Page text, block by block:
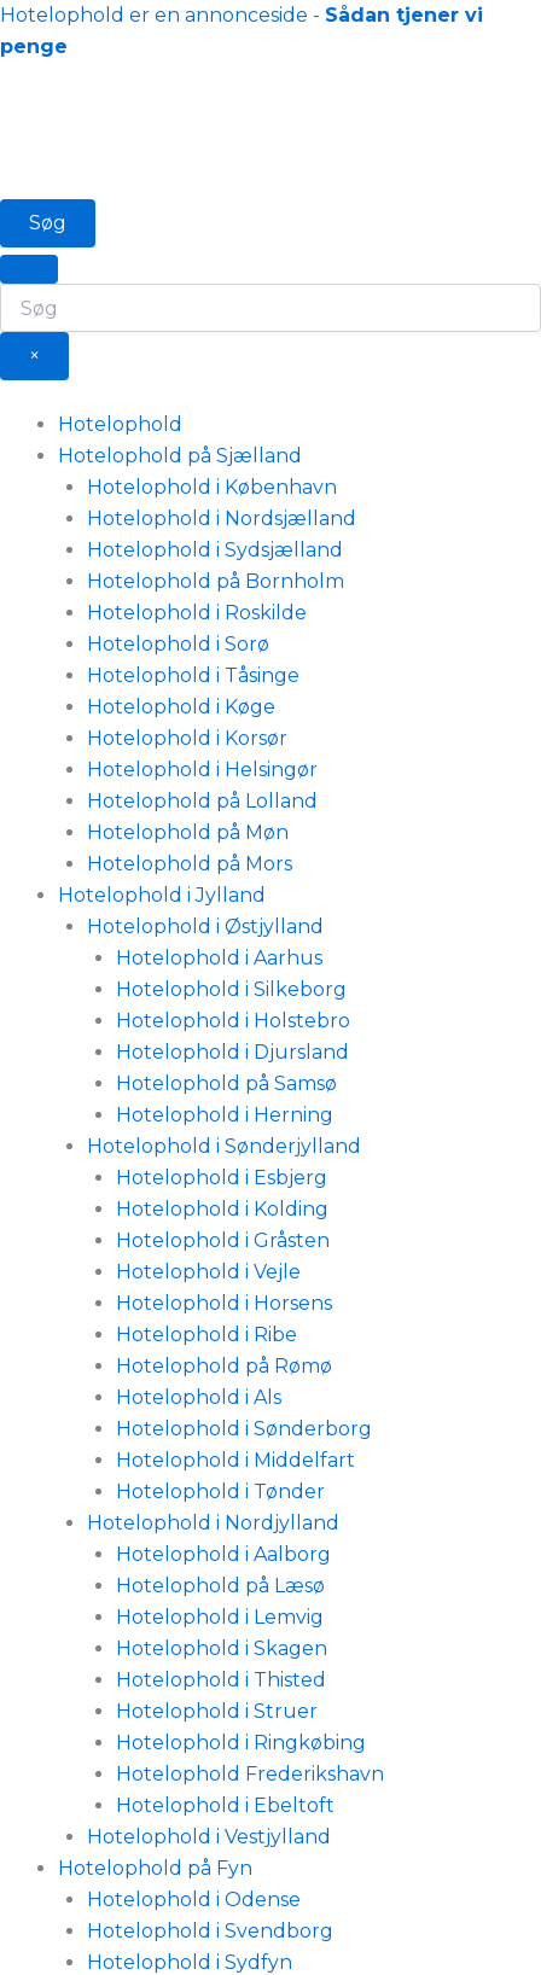
Gå
til
Hotelophold er en annonceside - Sådan tjener vi
penge
Søg
×
Hotelophold
Hotelophold på Sjælland
Hotelophold i København
Hotelophold i Nordsjælland
Hotelophold i Sydsjælland
Hotelophold på Bornholm
Hotelophold i Roskilde
Hotelophold i Sorø
Hotelophold i Tåsinge
Hotelophold i Køge
Hotelophold i Korsør
Hotelophold i Helsingør
Hotelophold på Lolland
Hotelophold på Møn
Hotelophold på Mors
Hotelophold i Jylland
Hotelophold i Østjylland
Hotelophold i Aarhus
Hotelophold i Silkeborg
Hotelophold i Holstebro
Hotelophold i Djursland
Hotelophold på Samsø
Hotelophold i Herning
Hotelophold i Sønderjylland
Hotelophold i Esbjerg
Hotelophold i Kolding
Hotelophold i Gråsten
Hotelophold i Vejle
Hotelophold i Horsens
Hotelophold i Ribe
Hotelophold på Rømø
Hotelophold i Als
Hotelophold i Sønderborg
Hotelophold i Middelfart
Hotelophold i Tønder
Hotelophold i Nordjylland
Hotelophold i Aalborg
Hotelophold på Læsø
Hotelophold i Lemvig
Hotelophold i Skagen
Hotelophold i Thisted
Hotelophold i Struer
Hotelophold i Ringkøbing
Hotelophold Frederikshavn
Hotelophold i Ebeltoft
Hotelophold i Vestjylland
Hotelophold på Fyn
Hotelophold i Odense
Hotelophold i Svendborg
Hotelophold i Sydfyn